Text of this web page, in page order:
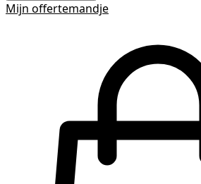
Mijn offertemandje